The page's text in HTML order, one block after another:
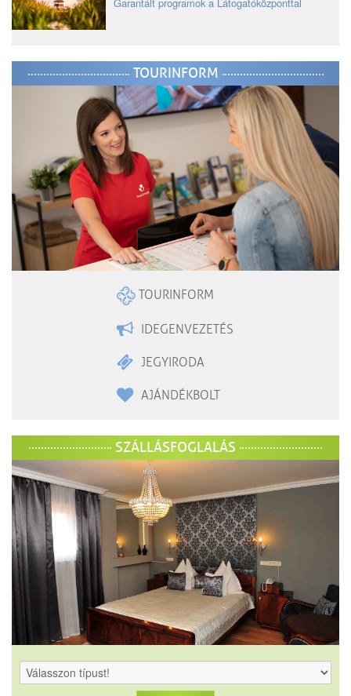
Garantált programok a Látogatóközponttal
TOURINFORM
TOURINFORM
IDEGENVEZETÉS
JEGYIRODA
AJÁNDÉKBOLT
SZÁLLÁSFOGLALÁS